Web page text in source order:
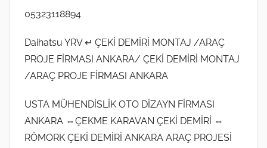
05323118894
Daihatsu YRV ↵ ÇEKİ DEMİRİ MONTAJ /ARAÇ
PROJE FİRMASI ANKARA/ ÇEKİ DEMİRİ MONTAJ
/ARAÇ PROJE FİRMASI ANKARA
USTA MÜHENDİSLİK OTO DİZAYN FİRMASI
ANKARA ⇔ÇEKME KARAVAN ÇEKİ DEMİRİ ⇔
RÖMORK ÇEKİ DEMİRİ ANKARA ARAÇ PROJESİ